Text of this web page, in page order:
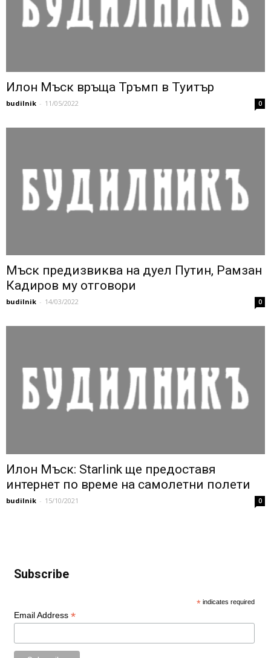
Илон Мъск връща Тръмп в Туитър
budilnik - 11/05/2022 0
Мъск предизвиква на дуел Путин, Рамзан
Кадиров му отговори
budilnik - 14/03/2022 0
Илон Мъск: Starlink ще предоставя
интернет по време на самолетни полети
budilnik - 15/10/2021 0
Subscribe
* indicates required
Email Address *